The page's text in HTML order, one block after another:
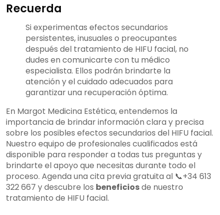
Recuerda
Si experimentas efectos secundarios
persistentes, inusuales o preocupantes
después del tratamiento de HIFU facial, no
dudes en comunicarte con tu médico
especialista. Ellos podrán brindarte la
atención y el cuidado adecuados para
garantizar una recuperación óptima.
En Margot Medicina Estética, entendemos la
importancia de brindar información clara y precisa
sobre los posibles efectos secundarios del HIFU facial.
Nuestro equipo de profesionales cualificados está
disponible para responder a todas tus preguntas y
brindarte el apoyo que necesitas durante todo el
proceso. Agenda una cita previa gratuita al 📞+34 613
322 667 y descubre los beneficiosde nuestro
tratamiento de HIFU facial.